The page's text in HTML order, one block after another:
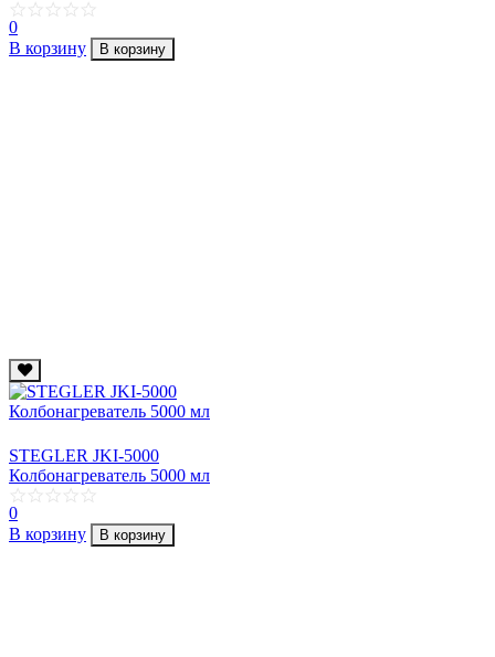
0
В корзину
В корзину
STEGLER JKI-5000
Колбонагреватель 5000 мл
0
В корзину
В корзину